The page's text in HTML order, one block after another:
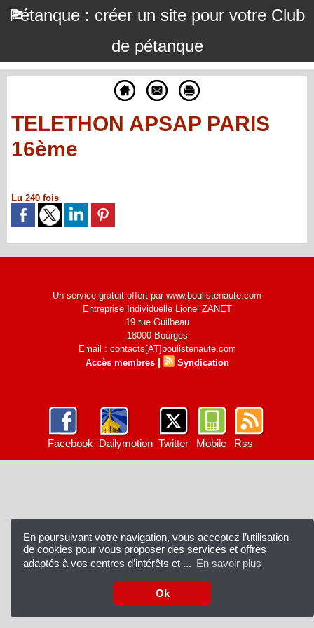
En poursuivant votre navigation, vous acceptez l’utilisation
de cookies pour vous proposer des services et offres
adaptés à vos centres d’intérêts et ... En savoir plus
Ok
Pétanque : créer un site pour votre Club
de pétanque
TELETHON APSAP PARIS
16ème
Lu 240 fois
Un service gratuit offert par www.boulistenaute.com
Entreprise Individuelle Lionel ZANET
19 rue Guilbeau
18000 Bourges
Email : contacts[AT]boulistenaute.com
Accès membres | Syndication
Facebook Dailymotion Twitter Mobile Rss